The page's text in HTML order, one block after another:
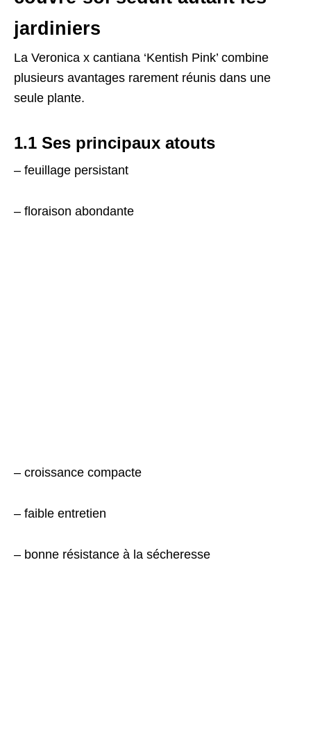
jardiniers
La Veronica x cantiana ‘Kentish Pink’ combine
plusieurs avantages rarement réunis dans une
seule plante.
1.1 Ses principaux atouts
– feuillage persistant
– floraison abondante
– croissance compacte
– faible entretien
– bonne résistance à la sécheresse